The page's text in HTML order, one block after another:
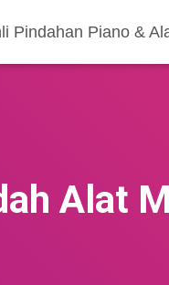
Pindahan Piano &
Alat